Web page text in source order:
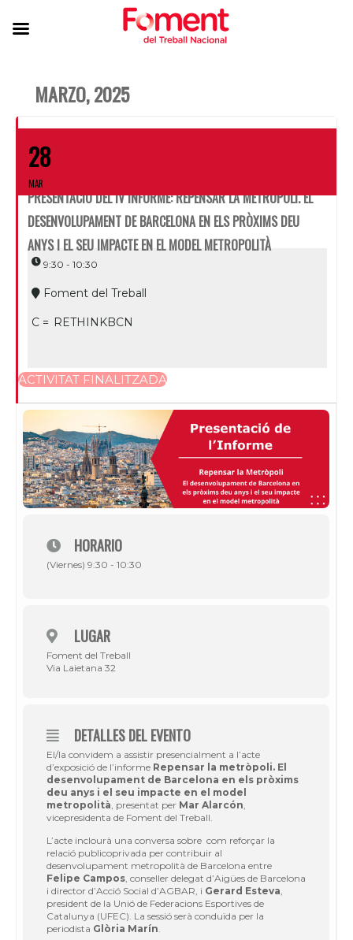
MARZO, 2025
28
MAR
PRESENTACIÓ DEL IV INFORME: REPENSAR LA METRÒPOLI. EL
DESENVOLUPAMENT DE BARCELONA EN ELS PRÒXIMS DEU
ANYS I EL SEU IMPACTE EN EL MODEL METROPOLITÀ
9:30 - 10:30
Foment del Treball
C = RETHINKBCN
ACTIVITAT FINALITZADA
HORARIO
(Viernes) 9:30 - 10:30
LUGAR
Foment del Treball
Via Laietana 32
DETALLES DEL EVENTO
El/la convidem a assistir presencialment a l’acte
d’exposició de l’informe Repensar la metròpoli. El
desenvolupament de Barcelona en els pròxims
deu anys i el seu impacte en el model
metropolità , presentat per Mar Alarcón
vicepresidenta de Foment del Treball.
L’acte inclourà una conversa sobre com reforçar la
relació publicoprivada per contribuir al
desenvolupament metropolità de Barcelona entre
Felipe Campos , conseller delegat d’Aigües de Barcelona
i director d’Acció Social d’AGBAR, i Gerard Esteva
president de la Unió de Federacions Esportives de
Catalunya (UFEC). La sessió serà conduïda per la
periodista Glòria Marín